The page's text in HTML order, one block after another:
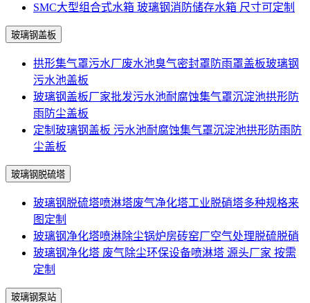
SMC大型组合式水箱 玻璃钢消防储存水箱 尺寸可定制
玻璃钢盖板
拱形集气罩污水厂废水池臭气密封罩防雨罩盖板玻璃钢
污水池盖板
玻璃钢盖板厂家批发污水池耐腐蚀集气罩沉淀池拱形防
雨防尘盖板
定制玻璃钢盖板 污水池耐腐蚀集气罩沉淀池拱形防雨防
尘盖板
玻璃钢脱硫塔
玻璃钢脱硫塔喷淋塔废气净化塔工业脱硝塔多种规格来
图定制
玻璃钢净化塔喷淋除尘锅炉房砖窑厂空气处理脱硫脱硝
玻璃钢净化塔 废气除尘环保设备喷淋塔 源头厂家 按需
定制
玻璃钢泵站